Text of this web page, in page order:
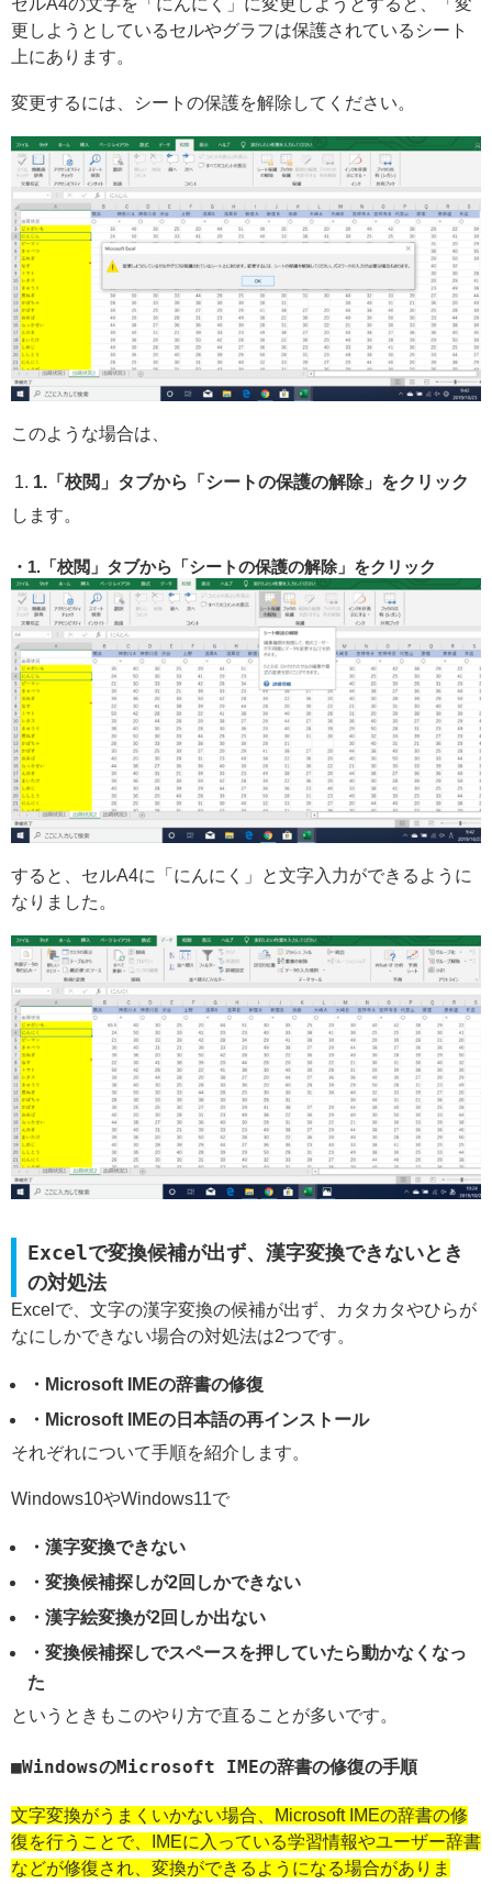
セルA4の文字を「にんにく」に変更しようとすると、「変
更しようとしているセルやグラフは保護されているシート
上にあります。
変更するには、シートの保護を解除してください。
このような場合は、
1.「校閲」タブから「シートの保護の解除」をクリック
します。
1.「校閲」タブから「シートの保護の解除」をクリック
すると、セルA4に「にんにく」と文字入力ができるように
なりました。
Excelで変換候補が出ず、漢字変換できないとき
の対処法
Excelで、文字の漢字変換の候補が出ず、カタカタやひらが
なにしかできない場合の対処法は2つです。
・Microsoft IMEの辞書の修復
・Microsoft IMEの日本語の再インストール
それぞれについて手順を紹介します。
Windows10やWindows11で
・漢字変換できない
・変換候補探しが2回しかできない
・漢字絵変換が2回しか出ない
・変換候補探しでスペースを押していたら動かなくなっ
た
というときもこのやり方で直ることが多いです。
WindowsのMicrosoft IMEの辞書の修復の手順
文字変換がうまくいかない場合、Microsoft IMEの辞書の修
復を行うことで、IMEに入っている学習情報やユーザー辞書
などが修復され、変換ができるようになる場合がありま